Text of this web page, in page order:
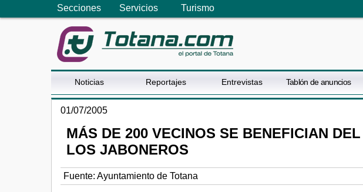
Secciones Servicios Turismo
Noticias Reportajes Entrevistas Tablón de anuncios
01/07/2005
MÁS DE 200 VECINOS SE BENEFICIAN
LOS JABONEROS
Fuente: Ayuntamiento de Totana